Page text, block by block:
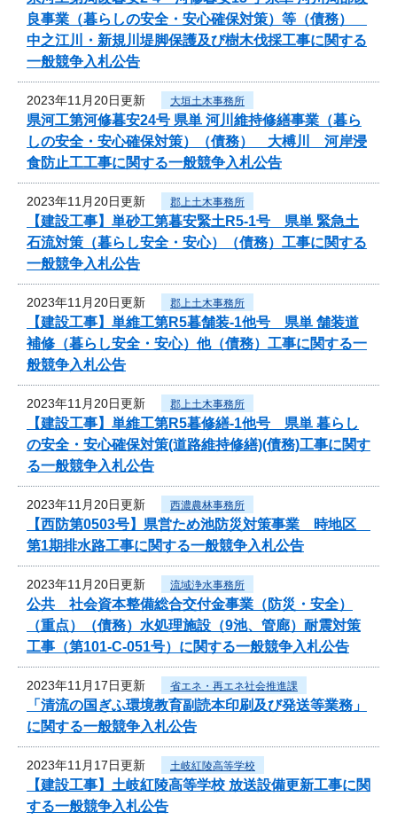
良事業（暮らしの安全・安心確保対策）等（債務）
中之江川・新規川堤脚保護及び樹木伐採工事に関する
一般競争入札公告
2023年11月20日更新 大垣土木事務所
県河工第河修暮安24号 県単 河川維持修繕事業（暮ら
しの安全・安心確保対策）（債務） 大榑川 河岸浸
食防止工工事に関する一般競争入札公告
2023年11月20日更新 郡上土木事務所
【建設工事】単砂工第暮安緊土R5-1号 県単 緊急土
石流対策（暮らし安全・安心）（債務）工事に関する
一般競争入札公告
2023年11月20日更新 郡上土木事務所
【建設工事】単維工第R5暮舗装-1他号 県単 舗装道
補修（暮らし安全・安心）他（債務）工事に関する一
般競争入札公告
2023年11月20日更新 郡上土木事務所
【建設工事】単維工第R5暮修繕-1他号 県単 暮らし
の安全・安心確保対策(道路維持修繕)(債務)工事に関す
る一般競争入札公告
2023年11月20日更新 西濃農林事務所
【西防第0503号】県営ため池防災対策事業 時地区
第1期排水路工事に関する一般競争入札公告
2023年11月20日更新 流域浄水事務所
公共 社会資本整備総合交付金事業（防災・安全）
（重点）（債務）水処理施設（9池、管廊）耐震対策
工事（第101-C-051号）に関する一般競争入札公告
2023年11月17日更新 省エネ・再エネ社会推進課
「清流の国ぎふ環境教育副読本印刷及び発送等業務」
に関する一般競争入札公告
2023年11月17日更新 土岐紅陵高等学校
【建設工事】土岐紅陵高等学校 放送設備更新工事に関
する一般競争入札公告